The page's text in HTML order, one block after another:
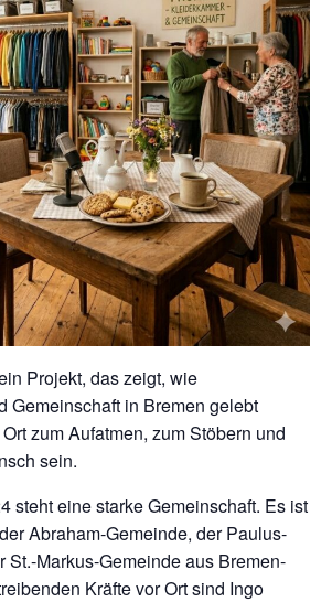
Projekt, das zeigt, wie
Gemeinschaft in Bremen gelebt
zum Aufatmen, zum Stöbern und
sein.
steht eine starke Gemeinschaft. Es ist
Abraham-Gemeinde, der Paulus-
St.-Markus-Gemeinde aus Bremen-
Kräfte vor Ort sind Ingo